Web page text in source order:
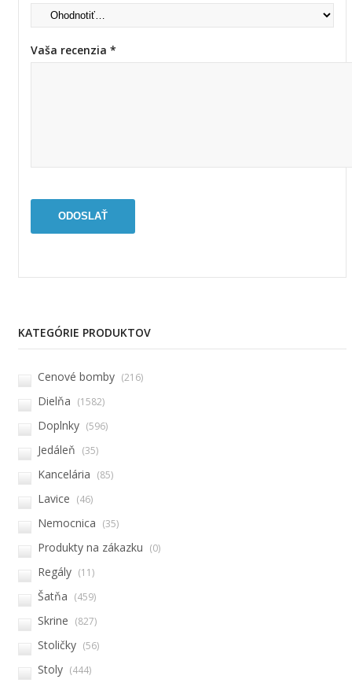
Vaša recenzia *
KATEGÓRIE PRODUKTOV
Cenové bomby (216)
Dielňa (1582)
Doplnky (596)
Jedáleň (35)
Kancelária (85)
Lavice (46)
Nemocnica (35)
Produkty na zákazku (0)
Regály (11)
Šatňa (459)
Skrine (827)
Stoličky (56)
Stoly (444)